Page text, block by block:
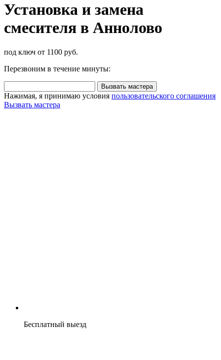
Установка и замена
смесителя в Аннолово
под ключ от 1100 руб.
Перезвоним в течение минуты:
Вызвать мастера
Нажимая, я принимаю условия пользовательского соглашения
Вызвать мастера
Бесплатный выезд